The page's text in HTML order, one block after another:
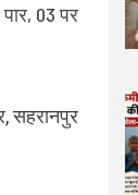
03 पर
सहरानपुर